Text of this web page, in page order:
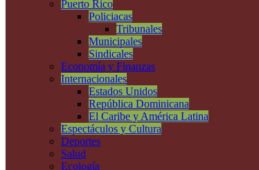
Puerto Rico
Policiacas
Tribunales
Municipales
Sindicales
Economía y Finanzas
Internacionales
Estados Unidos
República Dominicana
El Caribe y América Latina
Espectáculos y Cultura
Deportes
Salud
Ecología